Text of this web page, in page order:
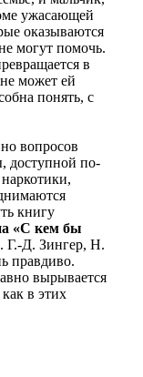
ужасающей
оказываются
могут помочь.
в
может ей
понять, с
вопросов
доступной по-
книгу
«С кем бы
Г.-Д. Зингер, Н.
правдиво.
вырывается
в этих